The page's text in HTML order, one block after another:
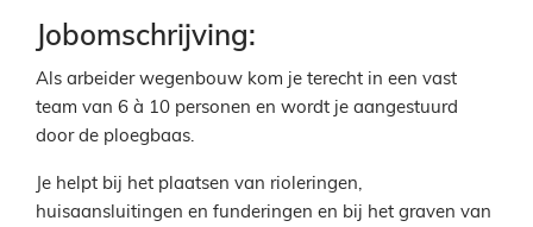
Jobomschrijving:
​Als arbeider wegenbouw kom je terecht in een vast
team van 6 à 10 personen en wordt je aangestuurd
door de ploegbaas.
Je helpt bij het plaatsen van rioleringen,
huisaansluitingen en funderingen en bij het graven van